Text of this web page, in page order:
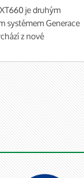
je druhým
systémem Generace
z nové
si můžete zobrazit
řadě přenosných
Vám dává volnost
varianty
prací.
stáhnete zdarma
Laser XT
budete mít k
potřebné měřící